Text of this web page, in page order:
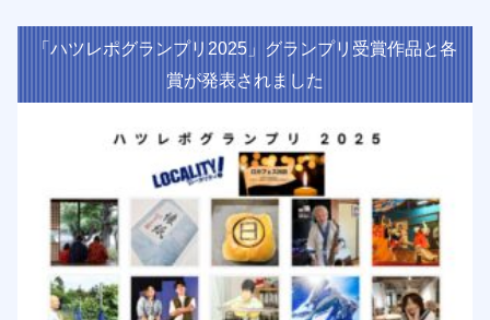
「ハツレポグランプリ2025」グランプリ受賞作品と各
賞が発表されました